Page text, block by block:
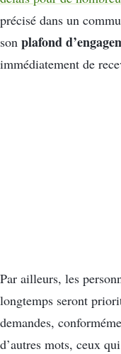
précisé dans un
son plafond
immédiatement de
Par ailleurs, les
longtemps seront
demandes,
d’autres mots, ceux